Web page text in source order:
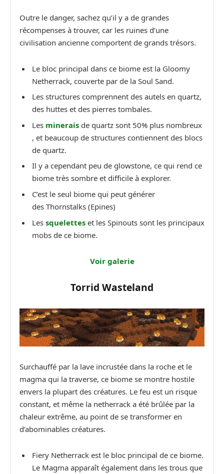
Outre le danger, sachez qu’il y a de grandes
récompenses à trouver, car les ruines d’une
civilisation ancienne comportent de grands trésors.
Le bloc principal dans ce biome est la Gloomy
Netherrack, couverte par de la Soul Sand.
Les structures comprennent des autels en quartz,
des huttes et des pierres tombales.
Les minerais de quartz sont 50% plus nombreux
, et beaucoup de structures contiennent des blocs
de quartz.
Il y a cependant peu de glowstone, ce qui rend ce
biome très sombre et difficile à explorer.
C’est le seul biome qui peut générer
des Thornstalks (Epines)
Les squelettes et les Spinouts sont les principaux
mobs de ce biome.
Voir galerie
Torrid Wasteland
Surchauffé par la lave incrustée dans la roche et le
magma qui la traverse, ce biome se montre hostile
envers la plupart des créatures. Le feu est un risque
constant, et même la netherrack a été brûlée par la
chaleur extrême, au point de se transformer en
d’abominables créatures.
Fiery Netherrack est le bloc principal de ce biome.
Le Magma apparaît également dans les trous que